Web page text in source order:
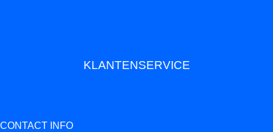
KLANTENSERVICE
CONTACT INFO